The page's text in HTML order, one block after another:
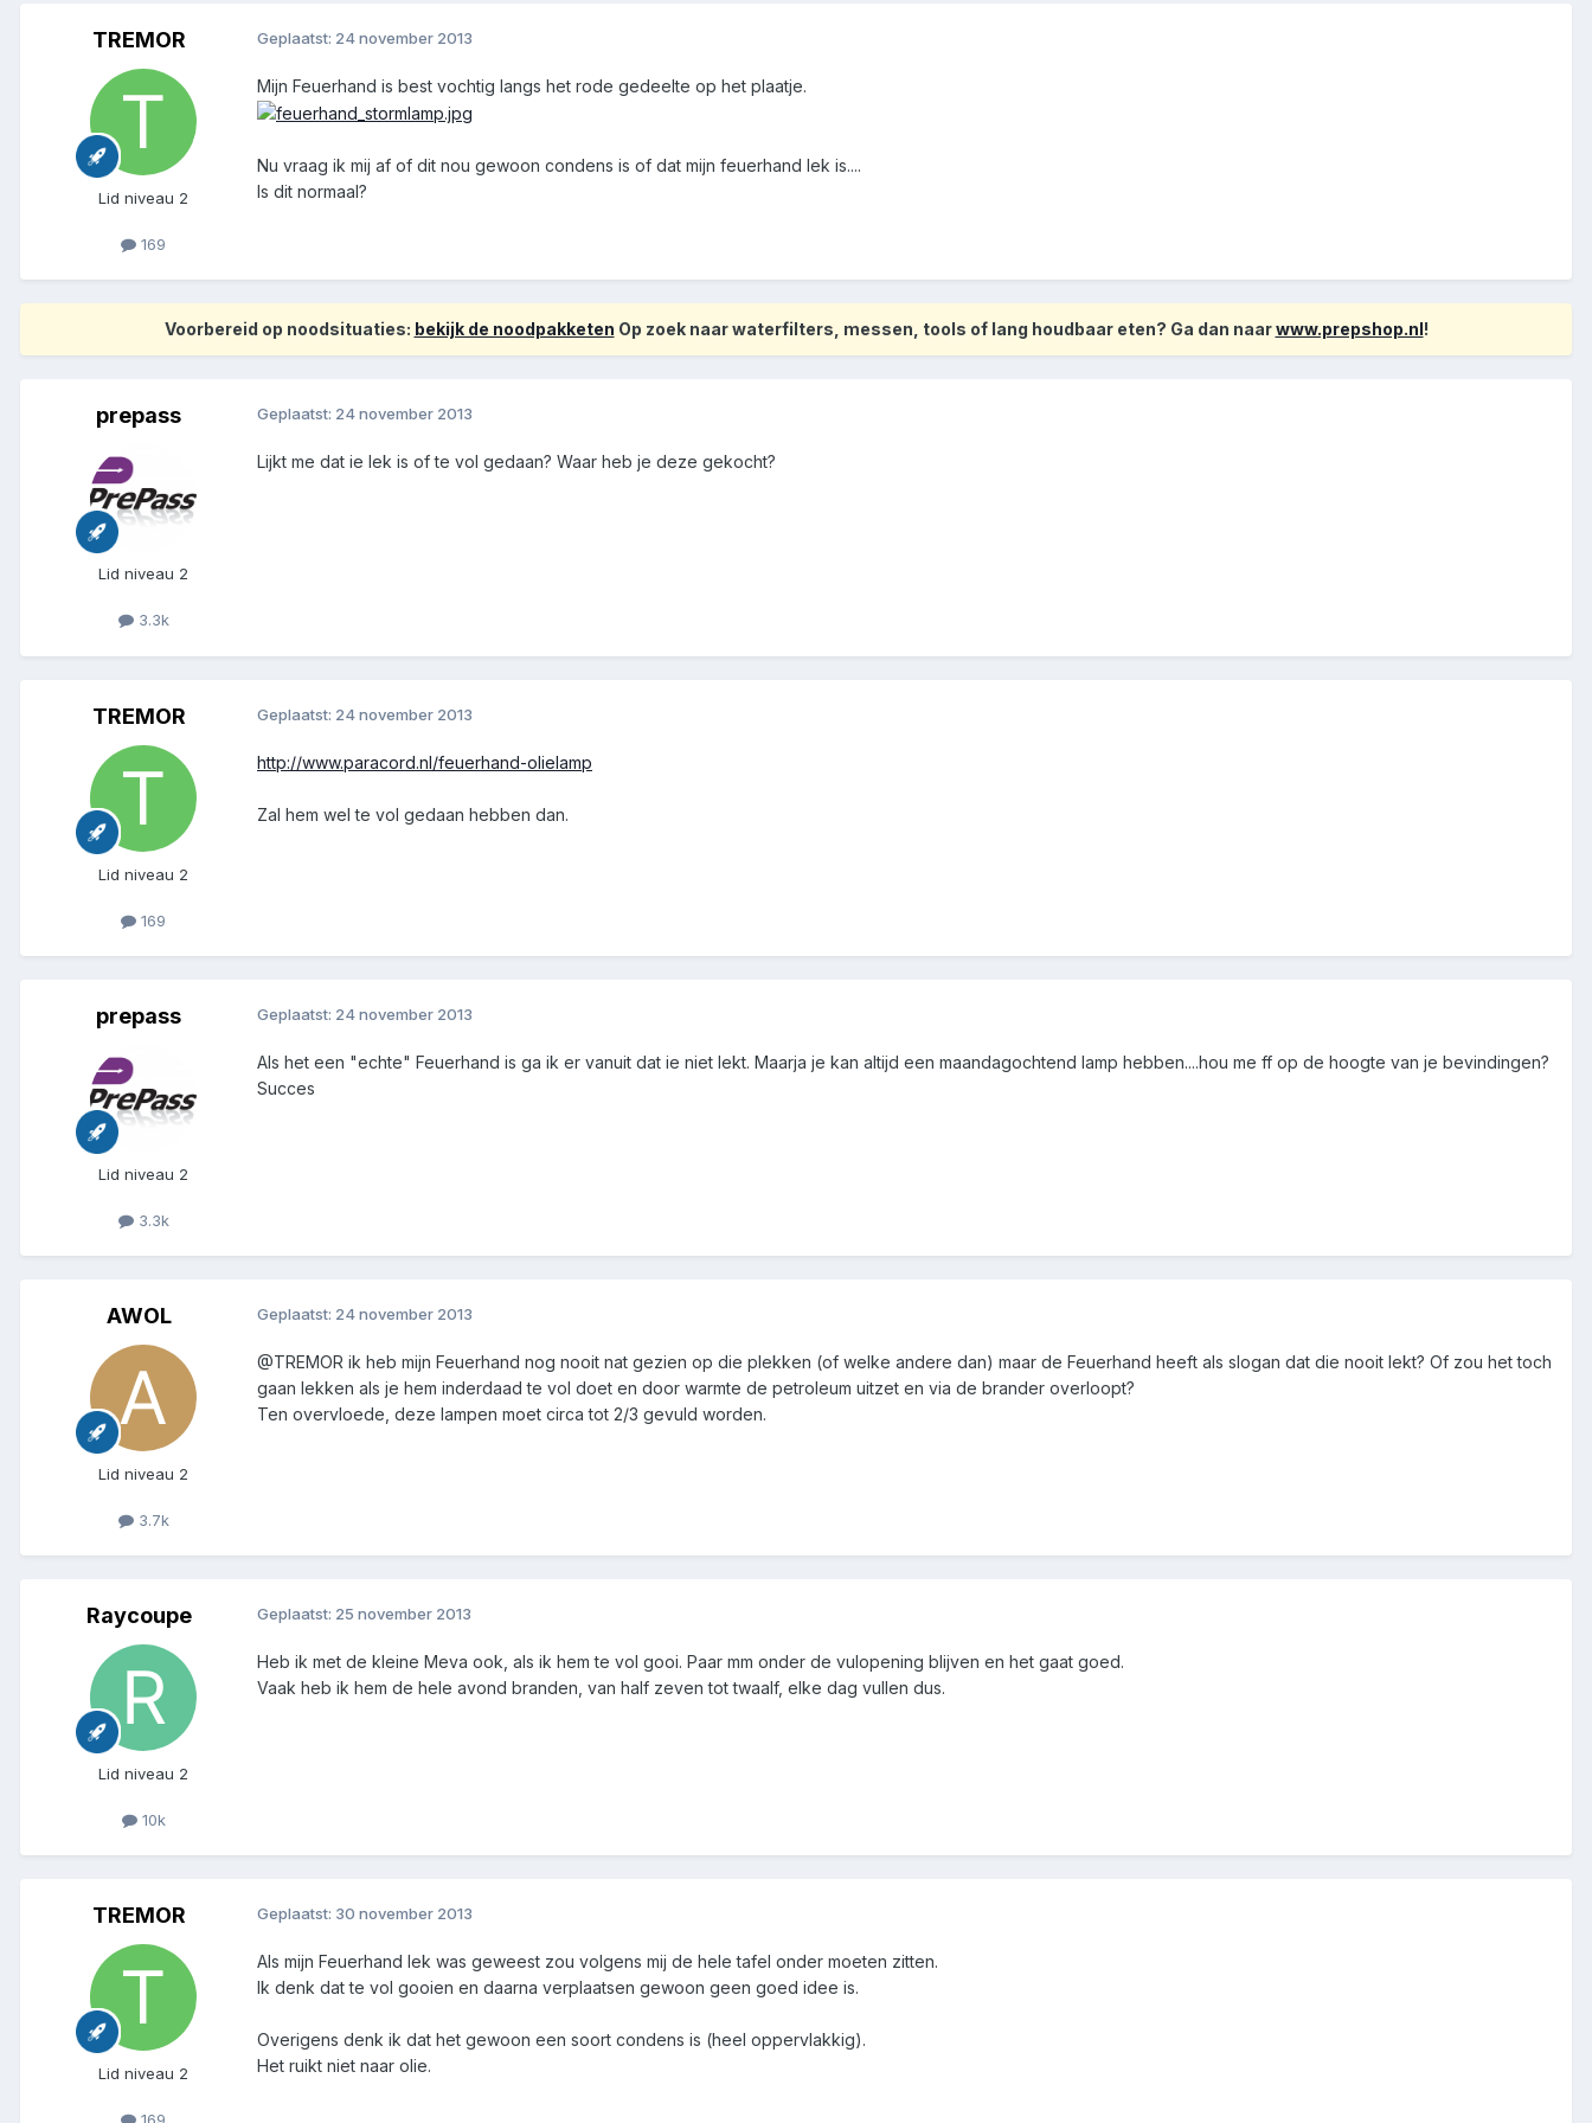
TREMOR
Lid niveau 2
169
Geplaatst: 24 november 2013
Mijn Feuerhand is best vochtig langs het rode gedeelte op het plaatje.
Nu vraag ik mij af of dit nou gewoon condens is of dat mijn feuerhand lek is....
Is dit normaal?
Voorbereid op noodsituaties: bekijk de noodpakketen Op zoek naar waterfilters, messen, tools of lang houdbaar eten? Ga dan naarwww.prepshop.nl!
prepass
Lid niveau 2
3.3k
Geplaatst: 24 november 2013
Lijkt me dat ie lek is of te vol gedaan? Waar heb je deze gekocht?
TREMOR
Lid niveau 2
169
Geplaatst: 24 november 2013
http://www.paracord.nl/feuerhand-olielamp
Zal hem wel te vol gedaan hebben dan.
prepass
Lid niveau 2
3.3k
Geplaatst: 24 november 2013
Als het een "echte" Feuerhand is ga ik er vanuit dat ie niet lekt. Maarja je kan altijd een maandagochtend lamp hebben....hou me ff op de hoogte van je bevindingen?
Succes
AWOL
Lid niveau 2
3.7k
Geplaatst: 24 november 2013
@TREMOR ik heb mijn Feuerhand nog nooit nat gezien op die plekken (of welke andere dan) maar de Feuerhand heeft als slogan dat die nooit lekt? Of zou het toch
gaan lekken als je hem inderdaad te vol doet en door warmte de petroleum uitzet en via de brander overloopt?
Ten overvloede, deze lampen moet circa tot 2/3 gevuld worden.
Raycoupe
Lid niveau 2
10k
Geplaatst: 25 november 2013
Heb ik met de kleine Meva ook, als ik hem te vol gooi. Paar mm onder de vulopening blijven en het gaat goed.
Vaak heb ik hem de hele avond branden, van half zeven tot twaalf, elke dag vullen dus.
TREMOR
Lid niveau 2
Geplaatst: 30 november 2013
Als mijn Feuerhand lek was geweest zou volgens mij de hele tafel onder moeten zitten.
Ik denk dat te vol gooien en daarna verplaatsen gewoon geen goed idee is.
Overigens denk ik dat het gewoon een soort condens is (heel oppervlakkig).
Het ruikt niet naar olie.